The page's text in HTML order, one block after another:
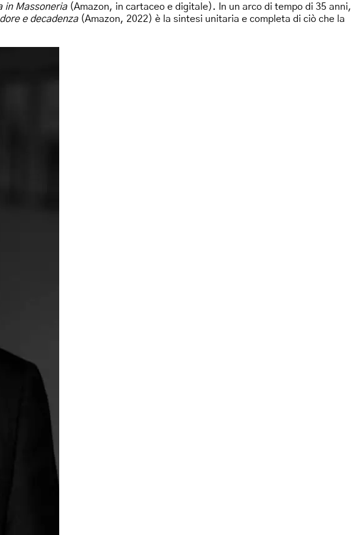
in Massoneria(Amazon, in cartaceo e digitale). In un arco di tempo di 35 anni,
e decadenza(Amazon, 2022) è la sintesi unitaria e completa di ciò che la